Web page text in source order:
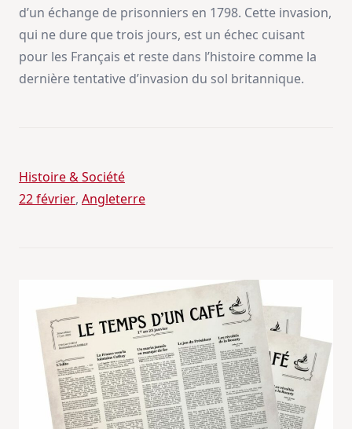
d’un échange de prisonniers en 1798. Cette invasion,
qui ne dure que trois jours, est un échec cuisant
pour les Français et reste dans l’histoire comme la
dernière tentative d’invasion du sol britannique.
Histoire & Société
22 février, Angleterre